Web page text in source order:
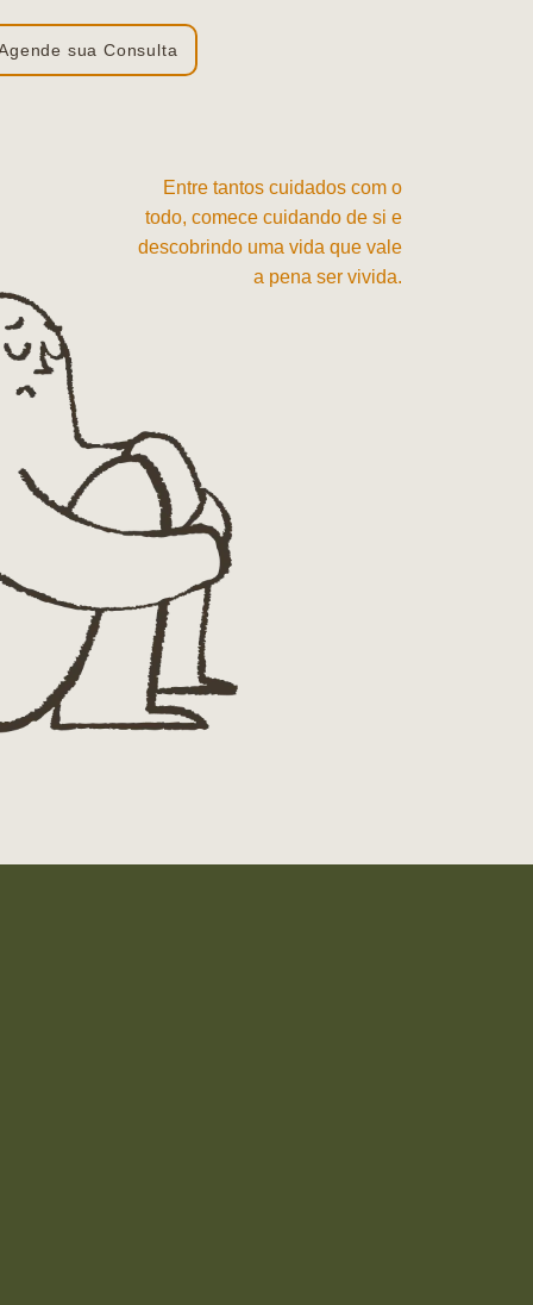
sua Consulta
Entre tantos cuidados com o
todo, comece cuidando de si e
descobrindo uma vida que vale
a pena ser vivida.